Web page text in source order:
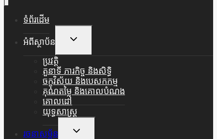
ទំព័រដើម
អំពីស្ថាប័ន
Toggle
Menu
ប្រវត្តិ
តួនាទី ភារកិច្ច និងសិទ្ធិ
ចក្ខុវិស័យ និងបេសកកម្ម
គុណតម្លៃ និងគោលបំណង
គោលដៅ
យុទ្ធសាស្ត្រ
រចនាសម្ព័ន
Toggle